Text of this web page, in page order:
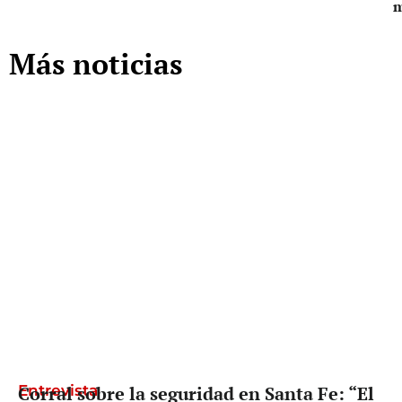
Más noticias
Entrevista
Corral sobre la seguridad en Santa Fe: “El